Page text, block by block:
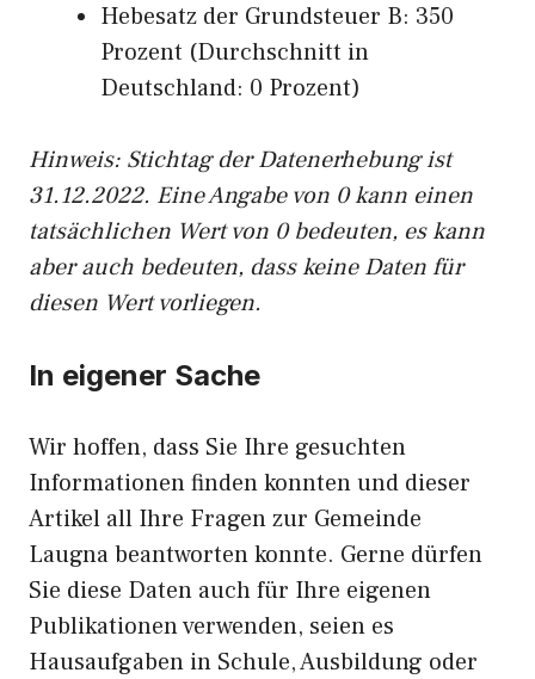
Hebesatz der Grundsteuer B: 350
Prozent (Durchschnitt in
Deutschland: 0 Prozent)
Hinweis: Stichtag der Datenerhebung ist
31.12.2022. Eine Angabe von 0 kann einen
tatsächlichen Wert von 0 bedeuten, es kann
aber auch bedeuten, dass keine Daten für
diesen Wert vorliegen.
In eigener Sache
Wir hoffen, dass Sie Ihre gesuchten
Informationen finden konnten und dieser
Artikel all Ihre Fragen zur Gemeinde
Laugna beantworten konnte. Gerne dürfen
Sie diese Daten auch für Ihre eigenen
Publikationen verwenden, seien es
Hausaufgaben in Schule, Ausbildung oder